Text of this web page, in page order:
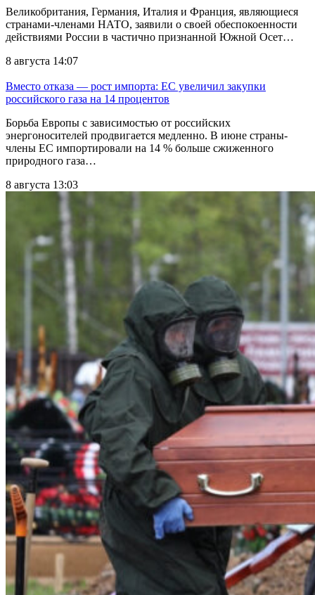
Великобритания, Германия, Италия и Франция, являющиеся
странами-членами НАТО, заявили о своей обеспокоенности
действиями России в частично признанной Южной Осет…
8 августа 14:07
Вместо отказа — рост импорта: ЕС увеличил закупки
российского газа на 14 процентов
Борьба Европы с зависимостью от российских
энергоносителей продвигается медленно. В июне страны-
члены ЕС импортировали на 14 % больше сжиженного
природного газа…
8 августа 13:03